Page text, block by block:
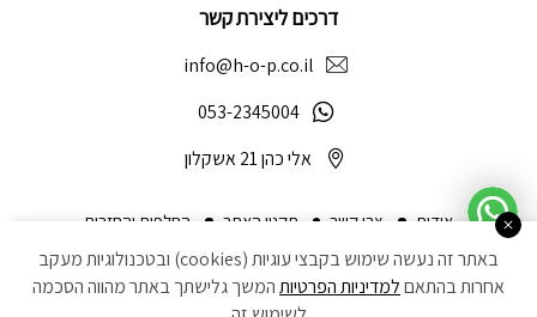
אודות צרו קשר תקנון האתר
החלפות והחזרות
הצהרת נגישות
מדיניות פרטיות ביטול עסקה
דרכים ליצירת קשר
info@h-o-p.co.il
053-2345004
אלי כהן 21 אשקלון
באתר זה נעשה שימוש בקבצי עוגיות (cookies) ובטכנולוגיות מעקב
אחרות בהתאםלמדיניות הפרטיותהמשך גלישתך באתר מהווה הסכמה